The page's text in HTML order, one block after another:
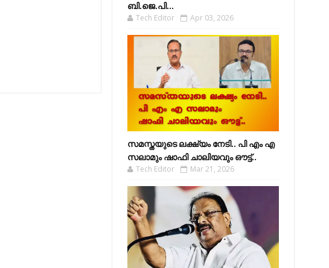
ബി.ജെ.പി...
Tech Editor Apr 03, 2026
സമസ്തയുടെ ലക്ഷ്യം നേടി.. പി എം എ
സലാമും ഷാഫി ചാലിയവും ഔട്ട്..
Tech Editor Mar 21, 2026